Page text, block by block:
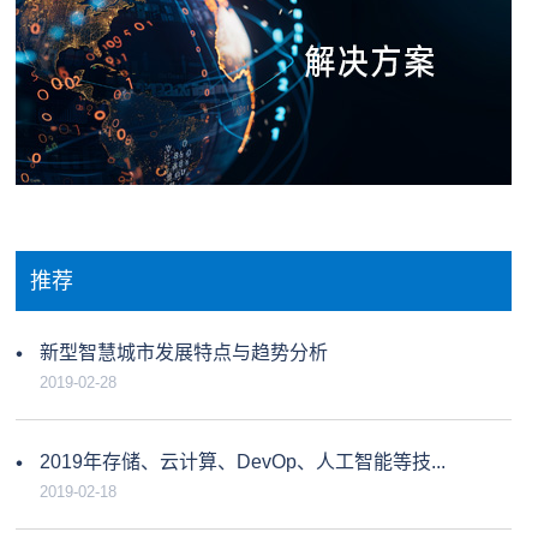
推荐
新型智慧城市发展特点与趋势分析
2019-02-28
2019年存储、云计算、DevOp、人工智能等技...
2019-02-18